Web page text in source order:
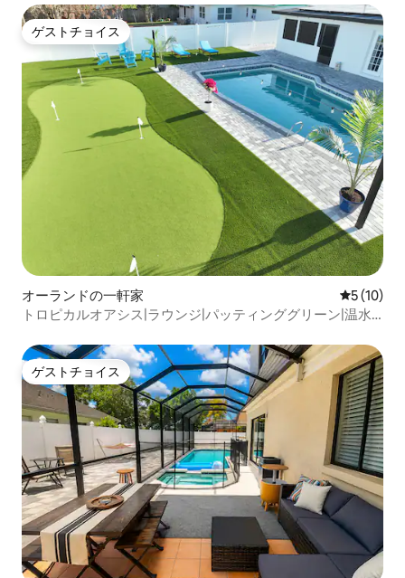
ゲストチョイス
ゲストチョイス
オーランドの一軒家 レビュー
5 (10)
トロピカルオアシス|ラウンジ|パッティンググリーン|温水
ゲストチョイス
ゲストチョイス